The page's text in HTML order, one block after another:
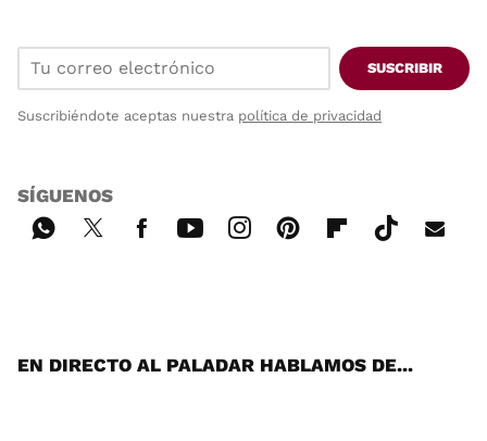
SUSCRIBIR
Suscribiéndote aceptas nuestra política de privacidad
SÍGUENOS
EN DIRECTO AL PALADAR HABLAMOS DE...